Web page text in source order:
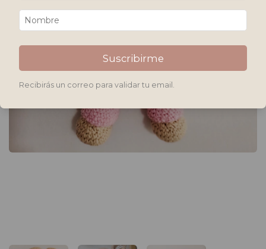
Suscribirme
Recibirás un correo para validar tu email.